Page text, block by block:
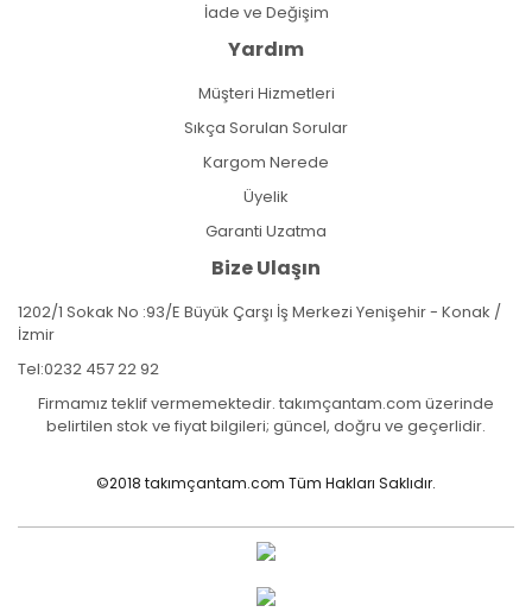
İade ve Değişim
Yardım
Müşteri Hizmetleri
Sıkça Sorulan Sorular
Kargom Nerede
Üyelik
Garanti Uzatma
Bize Ulaşın
1202/1 Sokak No :93/E Büyük Çarşı İş Merkezi Yenişehir - Konak /
İzmir
Tel:0232 457 22 92
Firmamız teklif vermemektedir. takımçantam.com üzerinde
belirtilen stok ve fiyat bilgileri; güncel, doğru ve geçerlidir.
©2018 takımçantam.com Tüm Hakları Saklıdır.